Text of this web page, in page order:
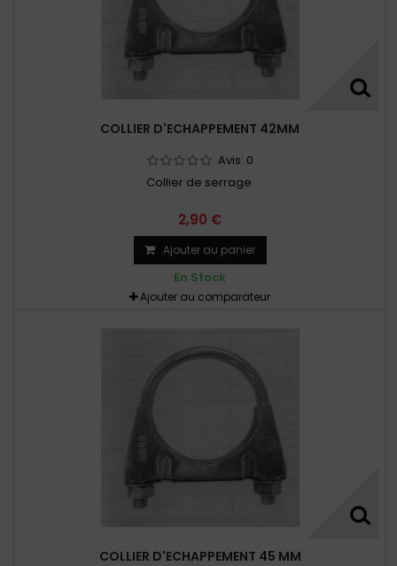
COLLIER D'ECHAPPEMENT 42MM
Avis: 0
Collier de serrage
2,90 €
Ajouter au panier
En Stock
Ajouter au comparateur
COLLIER D'ECHAPPEMENT 45 MM